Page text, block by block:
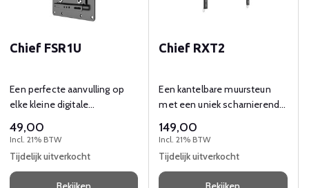
Chief FSR1U
Een perfecte aanvulling op
elke kleine digitale
horecatoepassing.
49,00
Incl. 21% BTW
Tijdelijk uitverkocht
Chief RXT2
Een kantelbare muursteun
met een uniek scharnierend
diepte.
149,00
Incl. 21% BTW
Tijdelijk uitverkocht